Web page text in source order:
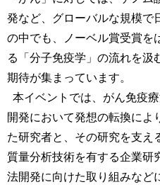
発など、グローバルな規模で
の中でも、ノーベル賞受賞を
る「分子免疫学」の流れを汲
期待が集まっています。
本イベントでは、がん免疫
開発において発想の転換によ
た研究者と、その研究を支え
質量分析技術を有する企業研
法開発に向けた取り組みなど